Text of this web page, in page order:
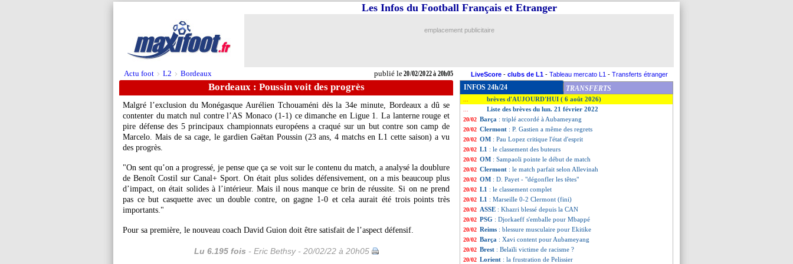
Actu foot > L2 > Bordeaux publié le20/02/2022 à 20h05
Les Infos du Football Français et Etranger
emplacement publicitaire
LiveScore - clubs de L1 - Tableau mercato L1 - Transferts étranger
Bordeaux : Poussin voit des progrès
Malgré l’exclusion du Monégasque Aurélien Tchouaméni dès la 34e minute, Bordeaux a dû se
contenter du match nul contre l’AS Monaco (1-1) ce dimanche en Ligue 1. La lanterne rouge et
pire défense des 5 principaux championnats européens a craqué sur un but contre son camp de
Marcelo. Mais de sa cage, le gardien Gaëtan Poussin (23 ans, 4 matchs en L1 cette saison) a vu
des progrès.
"On sent qu’on a progressé, je pense que ça se voit sur le contenu du match, a analysé la doublure
de Benoît Costil sur Canal+ Sport. On était plus solides défensivement, on a mis beaucoup plus
d’impact, on était solides à l’intérieur. Mais il nous manque ce brin de réussite. Si on ne prend
pas ce but casquette avec un double contre, on gagne 1-0 et cela aurait été trois points très
importants."
Pour sa première, le nouveau coach David Guion doit être satisfait de l’aspect défensif.
Lu 6.195 fois - Eric Bethsy - 20/02/22 à 20h05
INFOS 24h/24 TRANSFERTS
brèves d'AUJOURD'HUI ( 6 août 2026)
Liste des brèves du lun. 21 février 2022
20/02 Barça : triplé accordé à Aubameyang
20/02 Clermont : P. Gastien a même des regrets
20/02 OM : Pau Lopez critique l'état d'esprit
20/02 L1 : le classement des buteurs
20/02 OM : Sampaoli pointe le début de match
20/02 Clermont : le match parfait selon Allevinah
20/02 OM : D. Payet - "dégonfler les têtes"
20/02 L1 : le classement complet
20/02 L1 : Marseille 0-2 Clermont (fini)
20/02 ASSE : Khazri blessé depuis la CAN
20/02 PSG : Djorkaeff s'emballe pour Mbappé
20/02 Reims : blessure musculaire pour Ekitike
20/02 Barça : Xavi content pour Aubameyang
20/02 Brest : Belaïli victime de racisme ?
20/02 Lorient : la frustration de Pelissier